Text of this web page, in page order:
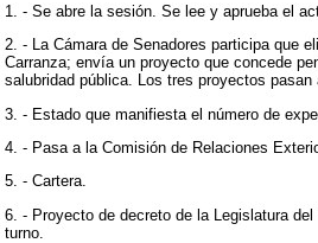
1. - Se abre la sesión. Se lee y aprueba el
2. - La Cámara de Senadores participa que
Carranza; envía un proyecto que concede
salubridad pública. Los tres proyectos
3. - Estado que manifiesta el número de
4. - Pasa a la Comisión de Relaciones
5. - Cartera.
6. - Proyecto de decreto de la Legislatura
turno.